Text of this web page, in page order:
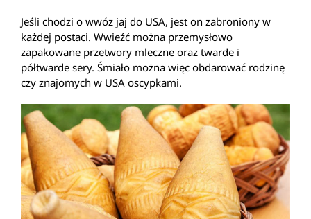
Jeśli chodzi o wwóz jaj do USA, jest on zabroniony w
każdej postaci. Wwieźć można przemysłowo
zapakowane przetwory mleczne oraz twarde i
półtwarde sery. Śmiało można więc obdarować rodzinę
czy znajomych w USA oscypkami.